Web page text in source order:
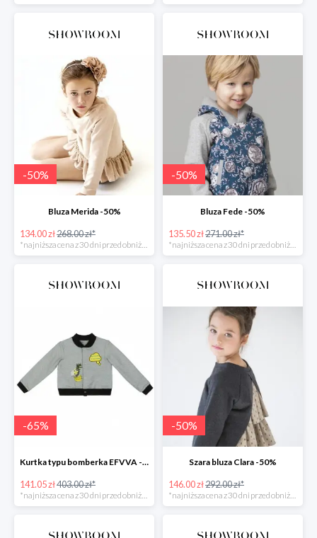
-50%
Bluza Merida -50%
134.00 zł268.00 zł*
-50%
Bluza Fede -50%
135.50 zł271.00 zł*
-65%
Kurtka typu bomberka EFVVA -65%
141.05 zł403.00 zł*
-50%
Szara bluza Clara -50%
146.00 zł292.00 zł*